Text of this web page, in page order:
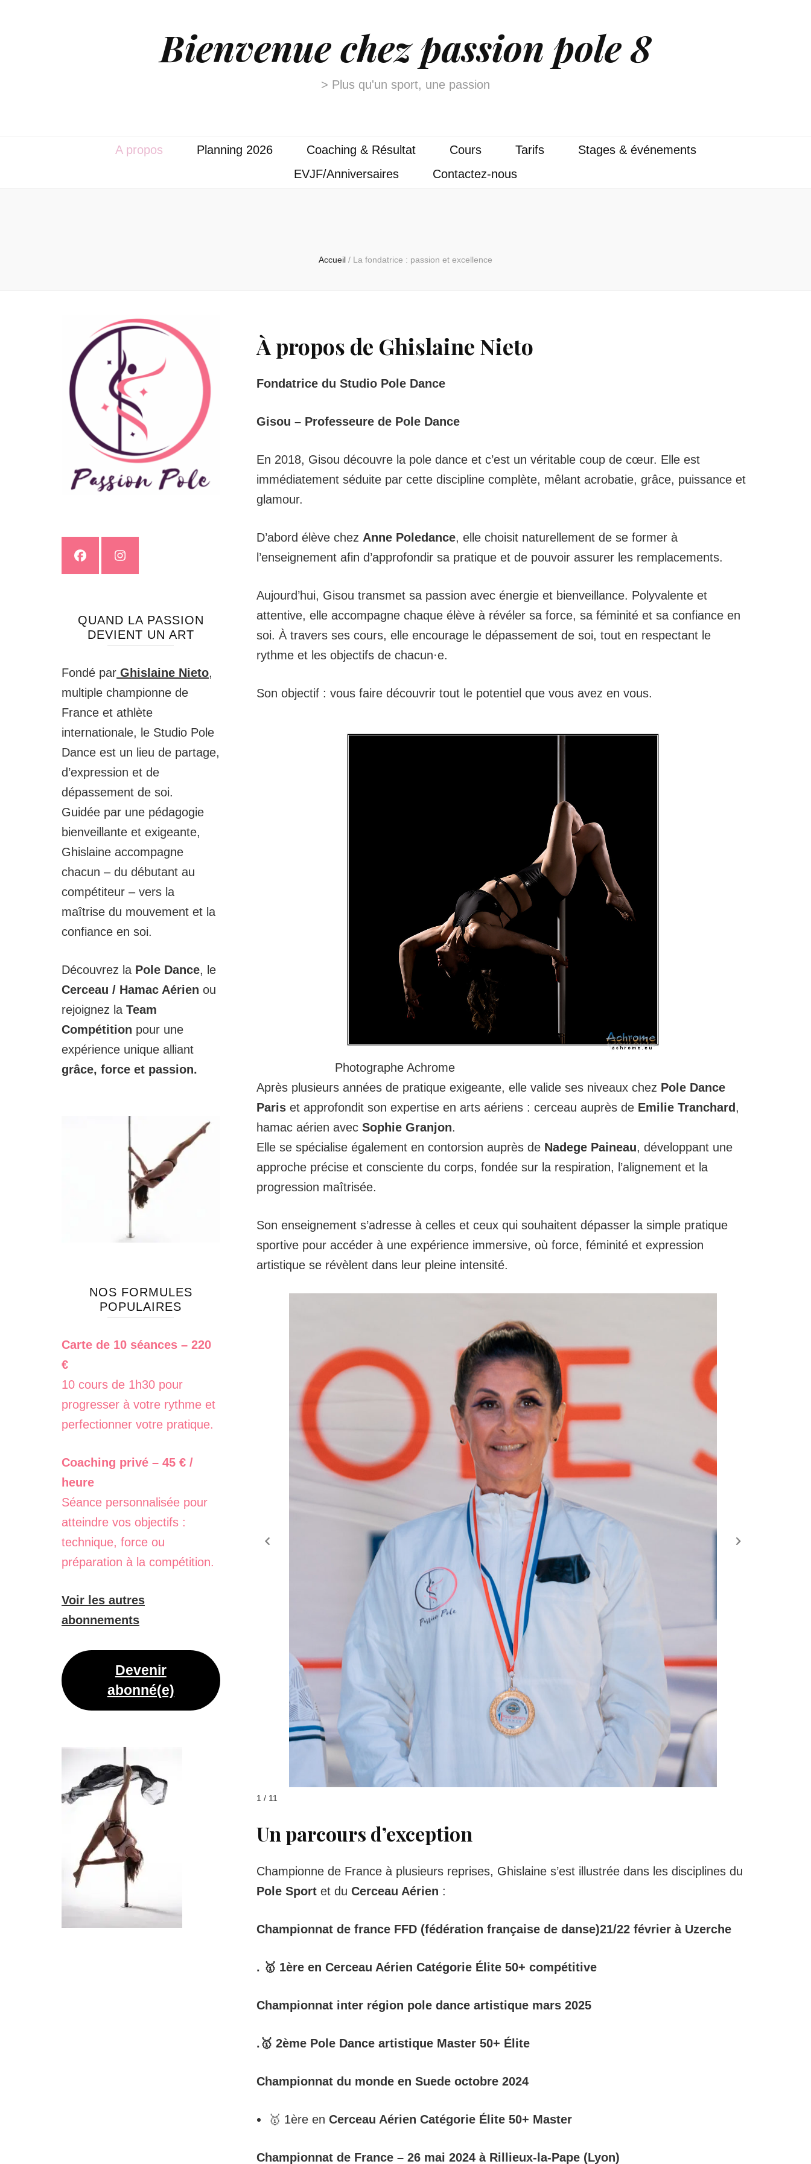
Bienvenue chez passion pole 8
> Plus qu'un sport, une passion
A propos Planning 2026 Coaching & Résultat Cours Tarifs
Stages & événements
EVJF/Anniversaires
Contactez-nous
Accueil / La fondatrice : passion et excellence
À propos de Ghislaine Nieto
Fondatrice du Studio Pole Dance
Gisou – Professeure de Pole Dance
En 2018, Gisou découvre la pole dance et c’est un véritable coup de cœur. Elle est
immédiatement séduite par cette discipline complète, mêlant acrobatie, grâce, puissance et
glamour.
D’abord élève chez Anne Poledance, elle choisit naturellement de se former à
l’enseignement afin d’approfondir sa pratique et de pouvoir assurer les remplacements.
Aujourd’hui, Gisou transmet sa passion avec énergie et bienveillance. Polyvalente et
attentive, elle accompagne chaque élève à révéler sa force, sa féminité et sa confiance en
soi. À travers ses cours, elle encourage le dépassement de soi, tout en respectant le
rythme et les objectifs de chacun·e.
Son objectif : vous faire découvrir tout le potentiel que vous avez en vous.
Photographe Achrome
Après plusieurs années de pratique exigeante, elle valide ses niveaux chez Pole Dance
Pariset approfondit son expertise en arts aériens : cerceau auprès de Emilie Tranchard ,
hamac aérien avec Sophie Granjon.
Elle se spécialise également en contorsion auprès de Nadege Paineau, développant une
approche précise et consciente du corps, fondée sur la respiration, l’alignement et la
progression maîtrisée.
Son enseignement s’adresse à celles et ceux qui souhaitent dépasser la simple pratique
sportive pour accéder à une expérience immersive, où force, féminité et expression
artistique se révèlent dans leur pleine intensité.
1 / 11
Un parcours d’exception
Championne de France à plusieurs reprises, Ghislaine s’est illustrée dans les disciplines du
Pole Sportet du Cerceau Aérien :
Championnat de france FFD (fédération française de danse)21/22 février à Uzerche
. 🥇 1ère en Cerceau Aérien Catégorie Élite 50+ compétitive
Championnat inter région pole dance artistique mars 2025
.🥇 2ème Pole Dance artistique Master 50+ Élite
Championnat du monde en Suede octobre 2024
🥇 1ère en Cerceau Aérien Catégorie Élite 50+ Master
Championnat de France – 26 mai 2024 à Rillieux-la-Pape (Lyon)
QUAND LA PASSION
DEVIENT UN ART
Fondé par Ghislaine Nieto,
multiple championne de
France et athlète
internationale, le Studio Pole
Dance est un lieu de partage,
d’expression et de
dépassement de soi.
Guidée par une pédagogie
bienveillante et exigeante,
Ghislaine accompagne
chacun – du débutant au
compétiteur – vers la
maîtrise du mouvement et la
confiance en soi.
Découvrez la Pole Dance, le
Cerceau / Hamac Aérien ou
rejoignez la Team
Compétition pour une
expérience unique alliant
grâce, force et passion.
NOS FORMULES
POPULAIRES
Carte de 10 séances – 220
€
10 cours de 1h30 pour
progresser à votre rythme et
perfectionner votre pratique.
Coaching privé – 45 € /
heure
Séance personnalisée pour
atteindre vos objectifs :
technique, force ou
préparation à la compétition.
Voir les autres
abonnements
Devenir
abonné(e)